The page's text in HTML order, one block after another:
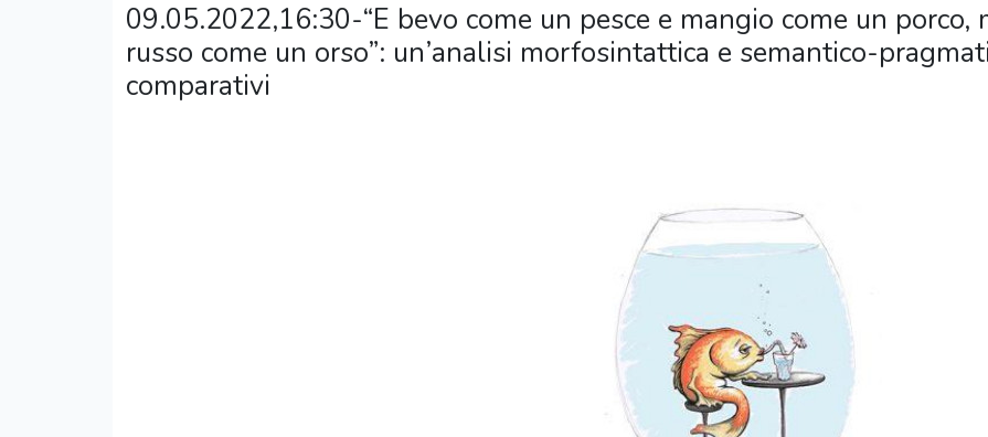
09.05.2022,16:30-“E bevo come un pesce e mangio come un porco,
russo come un orso”: un’analisi morfosintattica e semantico-
comparativi